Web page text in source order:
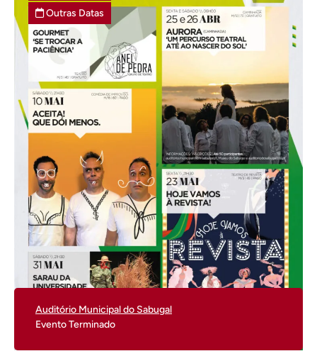
Auditório Municipal do Sabugal
Evento Terminado
Outras Datas